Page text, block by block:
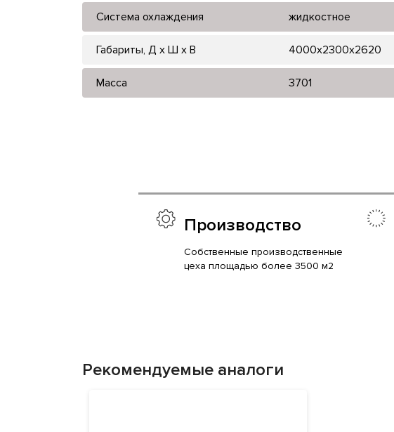
Система охлаждения жидкостное
Габариты, Д x Ш x В 4000x2300x2620
Масса 3701
Производство
Собственные производственные
цеха площадью более 3500 м2
Рекомендуемые аналоги